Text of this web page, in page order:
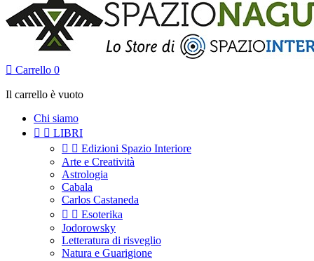
 Carrello 0
Il carrello è vuoto
Chi siamo
  LIBRI
  Edizioni Spazio Interiore
Arte e Creatività
Astrologia
Cabala
Carlos Castaneda
  Esoterika
Jodorowsky
Letteratura di risveglio
Natura e Guarigione